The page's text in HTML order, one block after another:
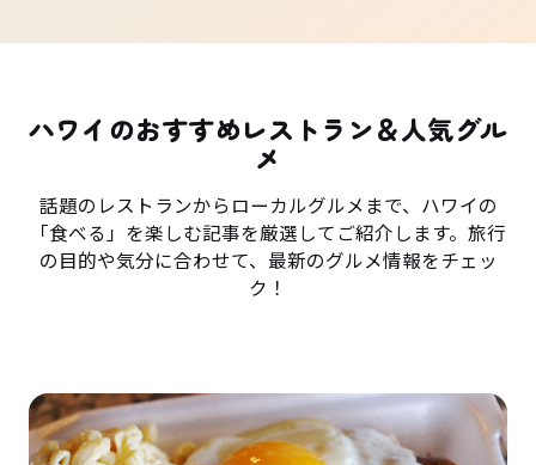
ハワイのおすすめレストラン＆人気グル
メ
話題のレストランからローカルグルメまで、ハワイの
「食べる」を楽しむ記事を厳選してご紹介します。旅行
の目的や気分に合わせて、最新のグルメ情報をチェッ
ク！